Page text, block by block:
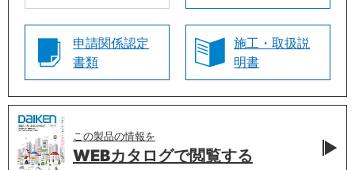
申請関係認定
書類
施工・取扱説
明書
この製品の情報を
WEBカタログで閲覧する